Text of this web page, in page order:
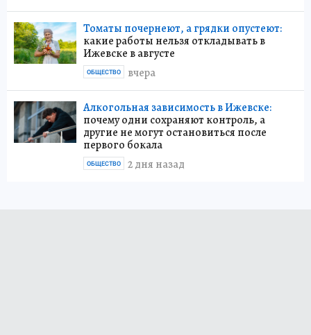
Томаты почернеют, а грядки опустеют:
какие работы нельзя откладывать в
Ижевске в августе
вчера
ОБЩЕСТВО
Алкогольная зависимость в Ижевске:
почему одни сохраняют контроль, а
другие не могут остановиться после
первого бокала
2 дня назад
ОБЩЕСТВО